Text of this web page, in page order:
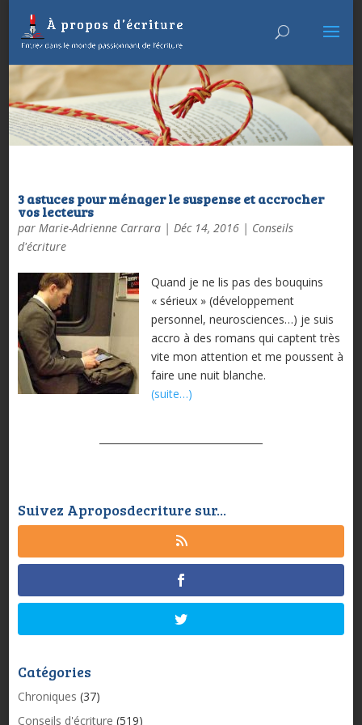
3 astuces pour ménager le suspense et accrocher
vos lecteurs
par Marie-Adrienne Carrara| Déc 14, 2016| Conseils
d'écriture
Quand je ne lis pas des bouquins
« sérieux » (développement
personnel, neurosciences…) je suis
accro à des romans qui captent très
vite mon attention et me poussent à
faire une nuit blanche.
(suite…)
Suivez Aproposdecriture sur...
Catégories
Chroniques (37)
Conseils d'écriture (519)